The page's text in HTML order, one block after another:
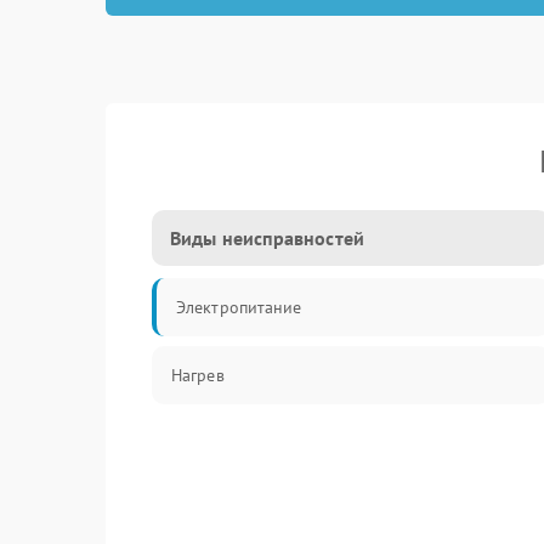
Виды неисправностей
Электропитание
Нагрев